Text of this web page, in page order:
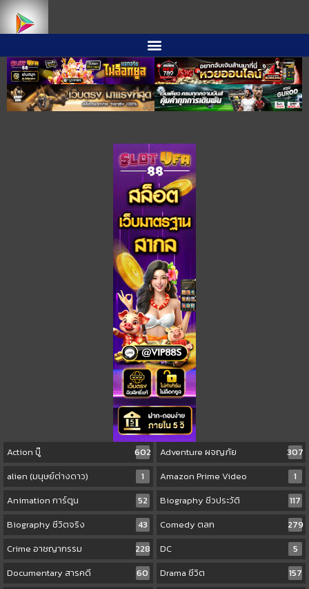
Action บู๊ 602 Adventure ผจญภัย
307
alien (มนุษย์ต่างดาว)
1 Amazon Prime Video
1
Animation การ์ตูน
52 Biography ชีวประวัติ
117
Biography ชีวิตจริง
43 Comedy ตลก
279
Crime อาชญากรรม
228 DC
5
Documentary สารคดี
60 Drama ชีวิต
157